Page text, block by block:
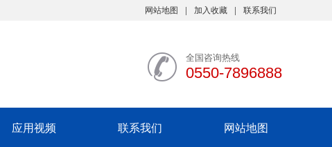
网站地图 加入收藏 联系我们
全国咨询热线
0550-7896888
应用视频 联系我们 网站地图